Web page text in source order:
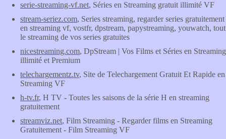
serie-streaming-vf.net, Séries en Streaming gratuit illimité VF
stream-seriez.com, Series streaming, regarder series gratuitement
en streaming vf, vostfr, dpstream, papystreaming, youwatch, tout
le streaming de vos series gratuites
nicestreaming.com, DpStream | Vos Films et Séries en Streaming
illimité et Premium
telechargementz.tv, Site de Telechargement Gratuit Et Rapide en
Streaming VF
h-tv.fr, H TV - Toutes les saisons de la série H en streaming
gratuitement
streamviz.net, Film Streaming - Regarder films en Streaming
Gratuitement - Film Streaming VF